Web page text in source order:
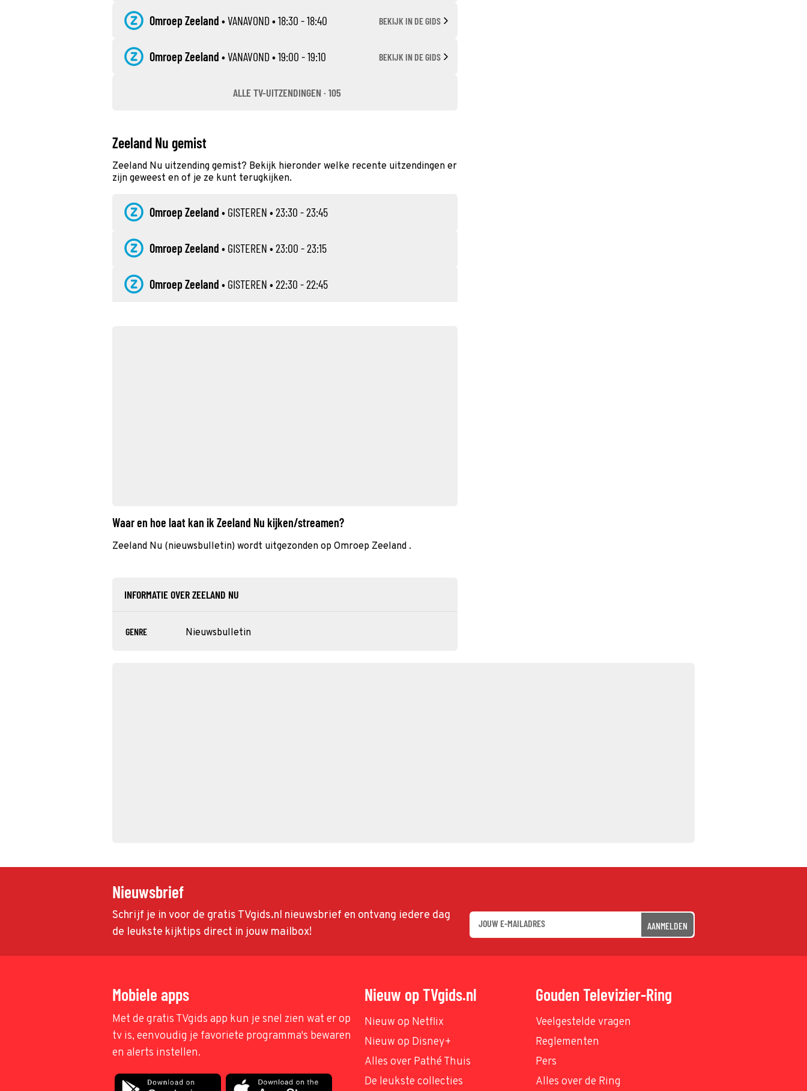
Omroep Zeeland •VANAVOND • 18:30 - 18:40 BEKIJK IN DE GIDS
Omroep Zeeland •VANAVOND • 19:00 - 19:10 BEKIJK IN DE GIDS
ALLE TV-UITZENDINGEN · 105
Zeeland Nu gemist
Zeeland Nu uitzending gemist? Bekijk hieronder welke recente uitzendingen er
zijn geweest en of je ze kunt terugkijken.
Omroep Zeeland • GISTEREN • 23:30 - 23:45
Omroep Zeeland • GISTEREN • 23:00 - 23:15
Omroep Zeeland • GISTEREN • 22:30 - 22:45
Waar en hoe laat kan ik Zeeland Nu kijken/streamen?
Zeeland Nu (nieuwsbulletin) wordt uitgezonden op Omroep Zeeland .
INFORMATIE OVER ZEELAND NU
GENRE Nieuwsbulletin
Nieuwsbrief
Schrijf je in voor de gratis TVgids.nl nieuwsbrief en ontvang iedere dag
de leukste kijktips direct in jouw mailbox!
AANMELDEN
Mobiele apps
Met de gratis TVgids app kun je snel zien wat er op
tv is, eenvoudig je favoriete programma's bewaren
en alerts instellen.
Nieuw op TVgids.nl
Nieuw op Netflix
Nieuw op Disney+
Alles over Pathé Thuis
De leukste collecties
Gouden Televizier-Ring
Veelgestelde vragen
Reglementen
Pers
Alles over de Ring